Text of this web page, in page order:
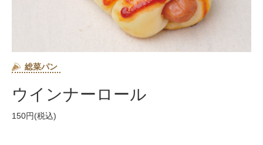
総菜パン
ウインナーロール
150円(税込)